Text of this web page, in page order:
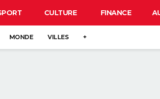
CULTURE FINANCE
MONDE VILLES +